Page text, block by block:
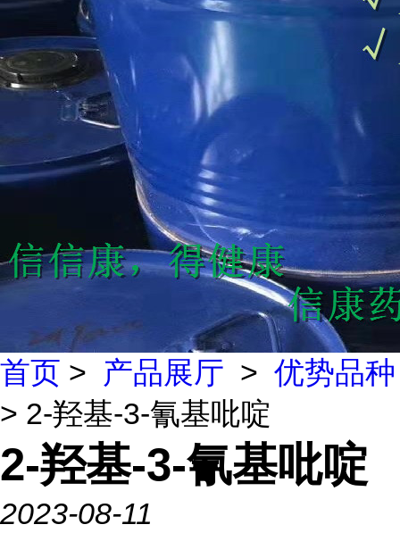
首页 > 产品展厅 > 优势品种
> 2-羟基-3-氰基吡啶
2-羟基-3-氰基吡啶
2023-08-11